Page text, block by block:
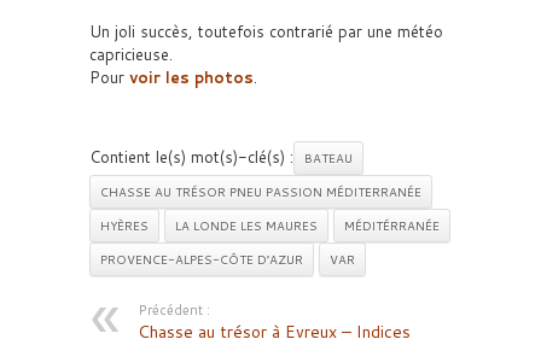
Un joli succès, toutefois contrarié par une météo
capricieuse.
Pour voir les photos.
Contient le(s) mot(s)-clé(s) :
BATEAU
CHASSE AU TRÉSOR PNEU PASSION MÉDITERRANÉE
HYÈRES
LA LONDE LES MAURES
MÉDITÉRRANÉE
PROVENCE-ALPES-CÔTE D’AZUR
VAR
Précédent :
Chasse au trésor à Evreux – Indices